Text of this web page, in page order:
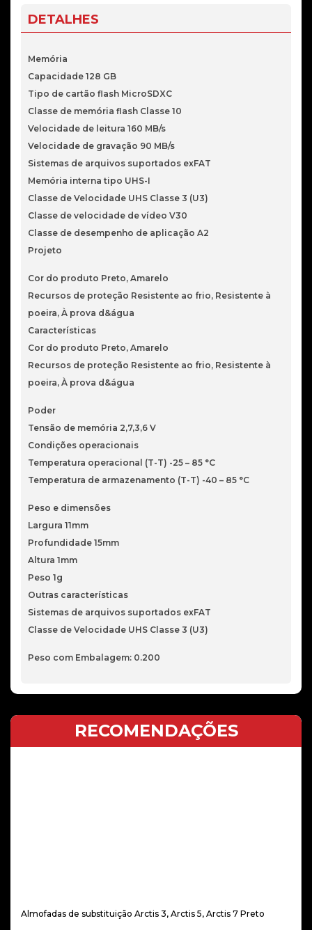
A2
U3
V30
128GB
DETALHES
Memória
Capacidade 128 GB
Tipo de cartão flash MicroSDXC
Classe de memória flash Classe 10
Velocidade de leitura 160 MB/s
Velocidade de gravação 90 MB/s
Sistemas de arquivos suportados exFAT
Memória interna tipo UHS-I
Classe de Velocidade UHS Classe 3 (U3)
Classe de velocidade de vídeo V30
Classe de desempenho de aplicação A2
Projeto
Cor do produto Preto, Amarelo
Recursos de proteção Resistente ao frio, Resistente à
poeira, À prova d&água
Características
Cor do produto Preto, Amarelo
Recursos de proteção Resistente ao frio, Resistente à
poeira, À prova d&água
Poder
Tensão de memória 2,7,3,6 V
Condições operacionais
Temperatura operacional (T-T) -25 – 85 °C
Temperatura de armazenamento (T-T) -40 – 85 °C
Peso e dimensões
Largura 11mm
Profundidade 15mm
Altura 1mm
Peso 1g
Outras características
Sistemas de arquivos suportados exFAT
Classe de Velocidade UHS Classe 3 (U3)
Peso com Embalagem: 0.200
RECOMENDAÇÕES
Almofadas de substituição Arctis 3, Arctis 5, Arctis 7 Preto